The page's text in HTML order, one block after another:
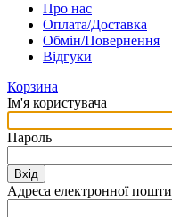
Про нас
Оплата/Доставка
Обмін/Повернення
Відгуки
Корзина
Ім'я користувача
Пароль
Вхід
Адреса електронної пошти